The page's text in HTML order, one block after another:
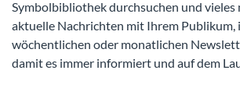
Symbolbibliothek durchsuchen und vieles
aktuelle Nachrichten mit Ihrem Publikum,
wöchentlichen oder monatlichen
damit es immer informiert und auf dem